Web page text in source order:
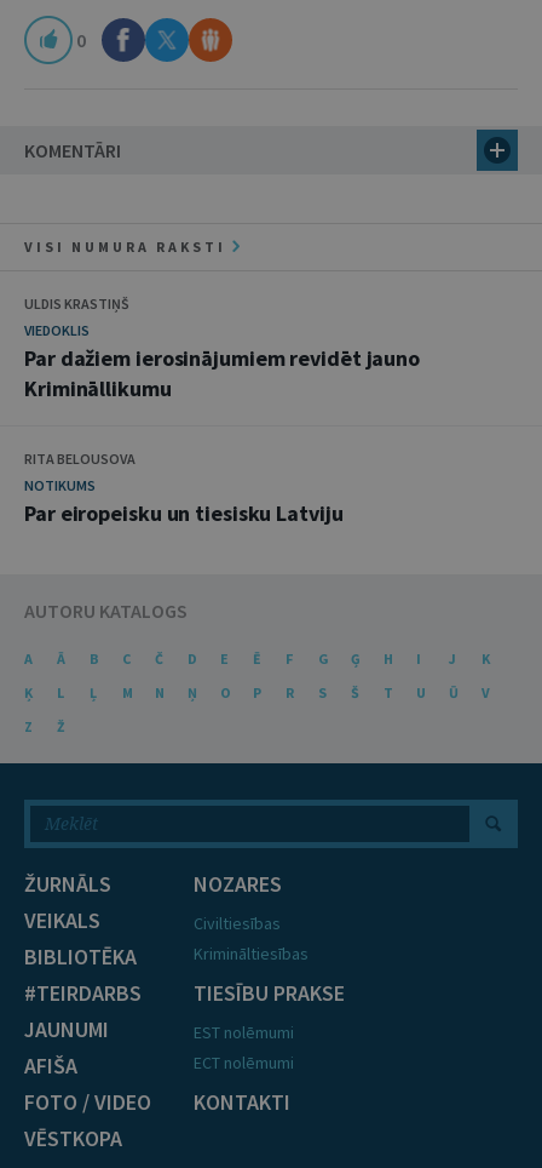
0
KOMENTĀRI
VISI NUMURA RAKSTI
ULDIS KRASTIŅŠ
VIEDOKLIS
Par dažiem ierosinājumiem revidēt jauno
Krimināllikumu
RITA BELOUSOVA
NOTIKUMS
Par eiropeisku un tiesisku Latviju
AUTORU KATALOGS
A Ā B C Č D E Ē F G Ģ H I J
K
Ķ
L Ļ M N Ņ O P R S Š T U Ū
V
Z
Ž
ŽURNĀLS
VEIKALS
BIBLIOTĒKA
#TEIRDARBS
JAUNUMI
AFIŠA
FOTO / VIDEO
VĒSTKOPA
NOZARES
Civiltiesības
Krimināltiesības
TIESĪBU PRAKSE
EST nolēmumi
ECT nolēmumi
KONTAKTI